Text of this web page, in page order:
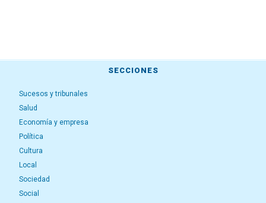
SECCIONES
Sucesos y tribunales
Salud
Economía y empresa
Política
Cultura
Local
Sociedad
Social